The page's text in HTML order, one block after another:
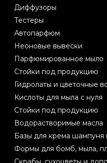
Диффузоры
Тестеры
Автопарфюм
Неоновые вывески
Парфюмированное мыло
Стойки под продукцию
Гидролаты и цветочные
Кислоты для мыла с нуля
Стойки под продукцию
Водорастворимые масла
Базы для крема шампуня
Формы для бомб, мыла,